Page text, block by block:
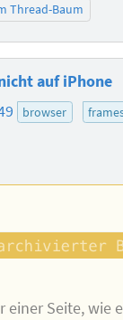
Thread-Baum
auf iPhone
browser
einer Seite, wie